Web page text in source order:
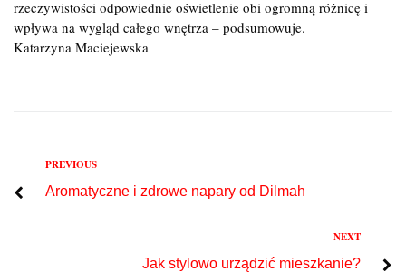
rzeczywistości odpowiednie oświetlenie obi ogromną różnicę i
wpływa na wygląd całego wnętrza – podsumowuje.
Katarzyna Maciejewska
Nawigacja
wpisu
Previous
PREVIOUS
Aromatyczne i zdrowe napary od Dilmah
NEXT
Jak stylowo urządzić mieszkanie?